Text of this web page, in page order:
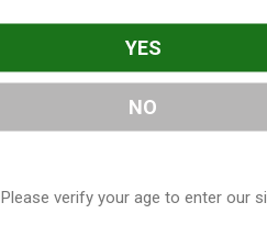
YES
NO
Please verify your age to enter our